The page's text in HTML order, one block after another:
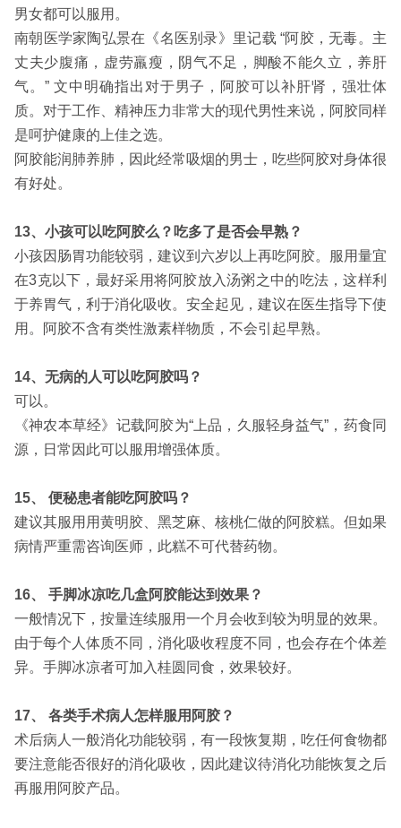
男女都可以服用。
南朝医学家陶弘景在《名医别录》里记载 “阿胶，无毒。主
丈夫少腹痛，虚劳羸瘦，阴气不足，脚酸不能久立，养肝
气。” 文中明确指出对于男子，阿胶可以补肝肾，强壮体
质。对于工作、精神压力非常大的现代男性来说，阿胶同样
是呵护健康的上佳之选。
阿胶能润肺养肺，因此经常吸烟的男士，吃些阿胶对身体很
有好处。
13、小孩可以吃阿胶么？吃多了是否会早熟？
小孩因肠胃功能较弱，建议到六岁以上再吃阿胶。服用量宜
在3克以下，最好采用将阿胶放入汤粥之中的吃法，这样利
于养胃气，利于消化吸收。安全起见，建议在医生指导下使
用。阿胶不含有类性激素样物质，不会引起早熟。
14、无病的人可以吃阿胶吗？
可以。
《神农本草经》记载阿胶为“上品，久服轻身益气”，药食同
源，日常因此可以服用增强体质。
15、 便秘患者能吃阿胶吗？
建议其服用用黄明胶、黑芝麻、核桃仁做的阿胶糕。但如果
病情严重需咨询医师，此糕不可代替药物。
16、 手脚冰凉吃几盒阿胶能达到效果？
一般情况下，按量连续服用一个月会收到较为明显的效果。
由于每个人体质不同，消化吸收程度不同，也会存在个体差
异。手脚冰凉者可加入桂圆同食，效果较好。
17、 各类手术病人怎样服用阿胶？
术后病人一般消化功能较弱，有一段恢复期，吃任何食物都
要注意能否很好的消化吸收，因此建议待消化功能恢复之后
再服用阿胶产品。